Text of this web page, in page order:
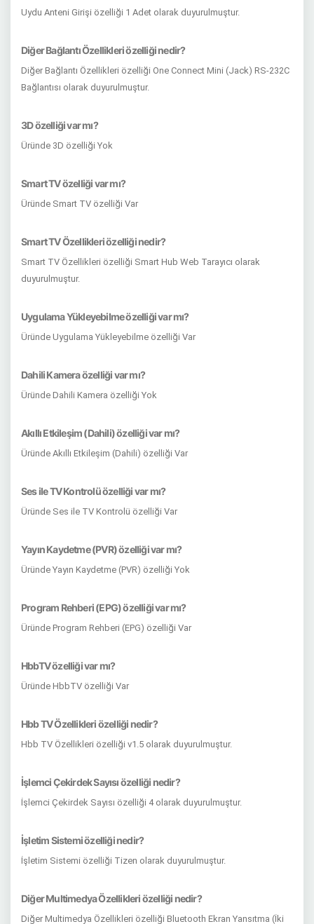
Uydu Anteni Girişi özelliği 1 Adet olarak duyurulmuştur.
Diğer Bağlantı Özellikleri özelliği nedir?
Diğer Bağlantı Özellikleri özelliği One Connect Mini (Jack) RS-232C
Bağlantısı olarak duyurulmuştur.
3D özelliği var mı?
Üründe 3D özelliği Yok
Smart TV özelliği var mı?
Üründe Smart TV özelliği Var
Smart TV Özellikleri özelliği nedir?
Smart TV Özellikleri özelliği Smart Hub Web Tarayıcı olarak
duyurulmuştur.
Uygulama Yükleyebilme özelliği var mı?
Üründe Uygulama Yükleyebilme özelliği Var
Dahili Kamera özelliği var mı?
Üründe Dahili Kamera özelliği Yok
Akıllı Etkileşim (Dahili) özelliği var mı?
Üründe Akıllı Etkileşim (Dahili) özelliği Var
Ses ile TV Kontrolü özelliği var mı?
Üründe Ses ile TV Kontrolü özelliği Var
Yayın Kaydetme (PVR) özelliği var mı?
Üründe Yayın Kaydetme (PVR) özelliği Yok
Program Rehberi (EPG) özelliği var mı?
Üründe Program Rehberi (EPG) özelliği Var
HbbTV özelliği var mı?
Üründe HbbTV özelliği Var
Hbb TV Özellikleri özelliği nedir?
Hbb TV Özellikleri özelliği v1.5 olarak duyurulmuştur.
İşlemci Çekirdek Sayısı özelliği nedir?
İşlemci Çekirdek Sayısı özelliği 4 olarak duyurulmuştur.
İşletim Sistemi özelliği nedir?
İşletim Sistemi özelliği Tizen olarak duyurulmuştur.
Diğer Multimedya Özellikleri özelliği nedir?
Diğer Multimedya Özellikleri özelliği Bluetooth Ekran Yansıtma (İki